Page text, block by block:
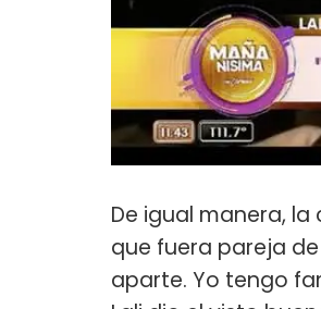
De igual manera,
que fuera pareja de
aparte. Yo tengo